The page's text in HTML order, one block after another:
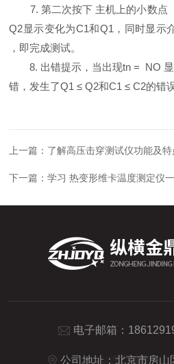
7. 第二次按下 主机上的小数点
Q2显示变化为C1和Q1，同时显示
，即完成测试。
8. 出错提示，当出现tn = NO 显
错，发生了Q1 ≤ Q2和C1 ≤ C2的错
上一篇： 了解高压击穿测试仪功能及
下一篇：学习 热变形维卡温度测定仪
电子邮箱：
公司地址：北京市房山